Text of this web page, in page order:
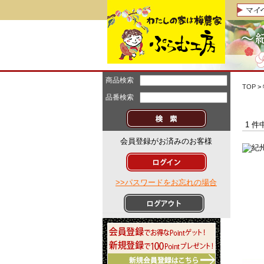
商品検索
品番検索
会員登録がお済みのお客様
>>パスワードをお忘れの場合
TOP>
1 件